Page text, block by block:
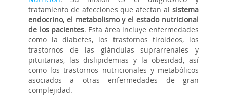
tratamiento de afecciones que afectan al sistema
endocrino, el metabolismo y el estado nutricional
de los pacientes. Esta área incluye enfermedades
como la diabetes, los trastornos tiroideos, los
trastornos de las glándulas suprarrenales y
pituitarias, las dislipidemias y la obesidad, así
como los trastornos nutricionales y metabólicos
asociados a otras enfermedades de gran
complejidad.